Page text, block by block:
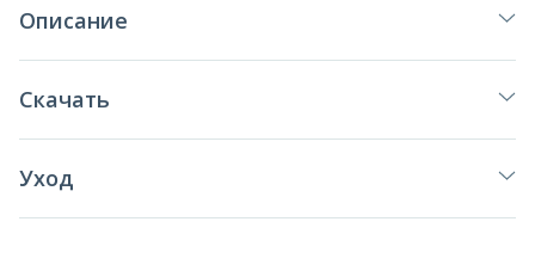
Описание
Скачать
Уход